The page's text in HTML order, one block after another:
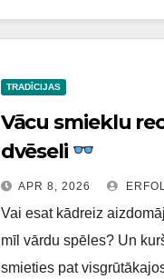
TRADĪCIJAS
Vācu smieklu
dvēseli
APR 8, 2026
Vai esat kādreiz
mīl vārdu spēles? Un
smieties pat